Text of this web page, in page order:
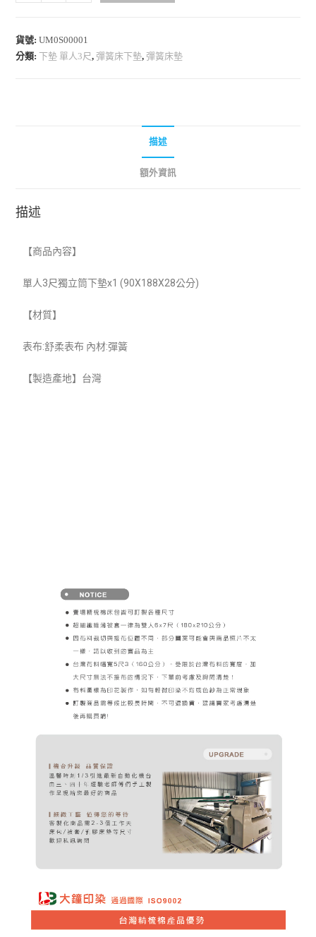
貨號:UM0S00001
分類:下墊 單人3尺, 彈簧床下墊, 彈簧床墊
描述
額外資訊
描述
【商品內容】
單人3尺獨立筒下墊x1 (90X188X28公分)
【材質】
表布:舒柔表布 內材:彈簧
【製造產地】台灣